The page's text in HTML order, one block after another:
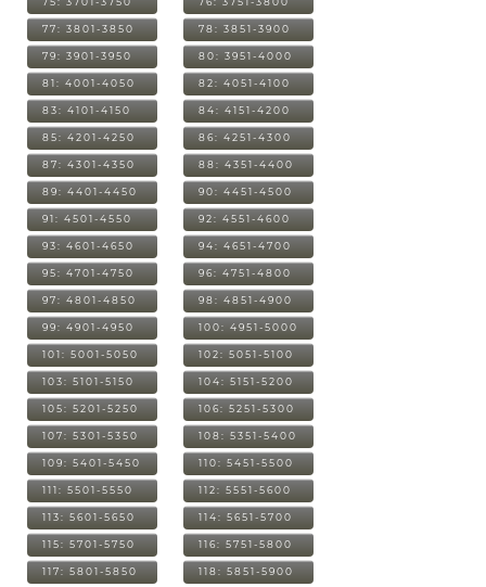
77: 3801-3850 78: 3851-3900
79: 3901-3950 80: 3951-4000
81: 4001-4050 82: 4051-4100
83: 4101-4150 84: 4151-4200
85: 4201-4250 86: 4251-4300
87: 4301-4350 88: 4351-4400
89: 4401-4450 90: 4451-4500
91: 4501-4550 92: 4551-4600
93: 4601-4650 94: 4651-4700
95: 4701-4750 96: 4751-4800
97: 4801-4850 98: 4851-4900
99: 4901-4950 100: 4951-5000
101: 5001-5050 102: 5051-5100
103: 5101-5150 104: 5151-5200
105: 5201-5250 106: 5251-5300
107: 5301-5350 108: 5351-5400
109: 5401-5450 110: 5451-5500
111: 5501-5550 112: 5551-5600
113: 5601-5650 114: 5651-5700
115: 5701-5750 116: 5751-5800
117: 5801-5850 118: 5851-5900